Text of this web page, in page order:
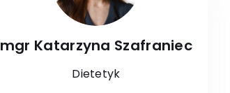
mgr Katarzyna Szafraniec
Dietetyk